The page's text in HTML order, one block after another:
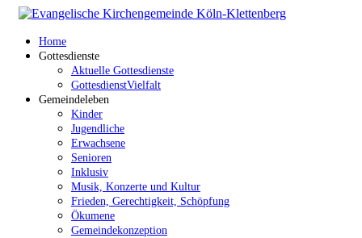
Home
Gottesdienste
Aktuelle Gottesdienste
GottesdienstVielfalt
Gemeindeleben
Kinder
Jugendliche
Erwachsene
Senioren
Inklusiv
Musik, Konzerte und Kultur
Frieden, Gerechtigkeit, Schöpfung
Ökumene
Gemeindekonzeption